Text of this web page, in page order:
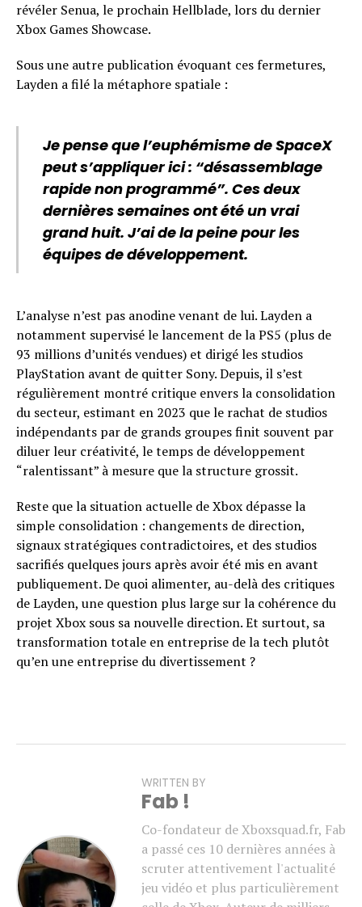
révéler Senua, le prochain Hellblade, lors du dernier
Xbox Games Showcase.
Sous une autre publication évoquant ces fermetures,
Layden a filé la métaphore spatiale :
Je pense que l’euphémisme de SpaceX
peut s’appliquer ici : “désassemblage
rapide non programmé”. Ces deux
dernières semaines ont été un vrai
grand huit. J’ai de la peine pour les
équipes de développement.
L’analyse n’est pas anodine venant de lui. Layden a
notamment supervisé le lancement de la PS5 (plus de
93 millions d’unités vendues) et dirigé les studios
PlayStation avant de quitter Sony. Depuis, il s’est
régulièrement montré critique envers la consolidation
du secteur, estimant en 2023 que le rachat de studios
indépendants par de grands groupes finit souvent par
diluer leur créativité, le temps de développement
“ralentissant” à mesure que la structure grossit.
Reste que la situation actuelle de Xbox dépasse la
simple consolidation : changements de direction,
signaux stratégiques contradictoires, et des studios
sacrifiés quelques jours après avoir été mis en avant
publiquement. De quoi alimenter, au-delà des critiques
de Layden, une question plus large sur la cohérence du
projet Xbox sous sa nouvelle direction. Et surtout, sa
transformation totale en entreprise de la tech plutôt
qu’en une entreprise du divertissement ?
WRITTEN BY
Fab !
Co-fondateur de Xboxsquad.fr, Fab
a passé ces 10 dernières années à
scruter attentivement l'actualité
jeu vidéo et plus particulièrement